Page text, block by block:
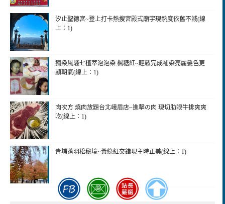
汐止聖德宮~登上打卡熱搜宮殿式廟宇現熱度依舊不減(線
上：1)
獨染風騷七植萃泡泡染.楓糖紅~輕鬆完成補染亮麗髮色更
顯朝氣(線上：1)
肉次方 燒肉放題台北峨眉店~進擊の肉 現切肋眼牛排爽爽
吃(線上：1)
青埔落羽松秘境~黃綠紅交錯現主時正美(線上：1)